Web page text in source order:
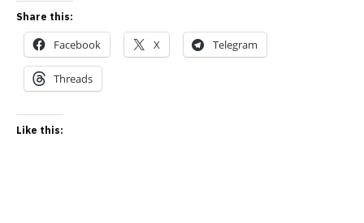
Share this:
Facebook X Telegram
Threads
Like this: